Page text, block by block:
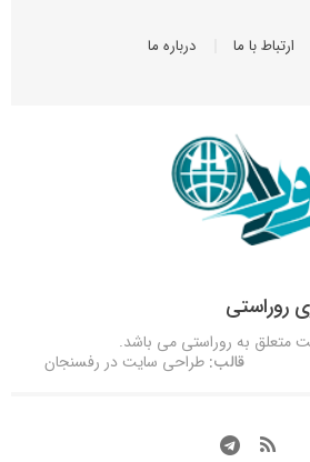
ارتباط با ما درباره ما
روراستی
متعلق به روراستی می باشد.
قالب: طراحی سایت در رفسنجان